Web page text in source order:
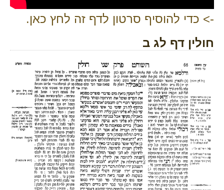
-> כדי להוסיף סרטון לדף זה לחץ כאן.
חולין דף לג ב